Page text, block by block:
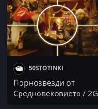
50STOTINKI
Порнозвезди от
Средновековието / 2G